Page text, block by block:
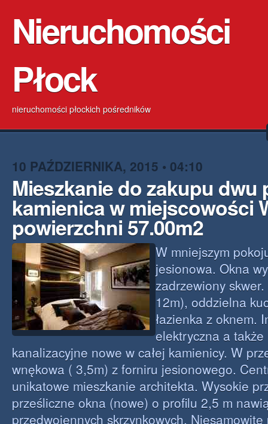
Nieruchomości
Płock
nieruchomości płockich pośredników
10 PAŹDZIERNIKA, 2015 • 04:10
Mieszkanie do zakupu dwu
kamienica w miejscowości
powierzchni 57.00m2
W mniejszym
jesionowa. Okna
zadrzewiony
12m), oddzielna
łazienka z oknem.
elektryczna a
kanalizacyjne nowe w całej kamienicy. W
wnękowa ( 3,5m) z forniru jesionowego.
unikatowe mieszkanie architekta. Wysokie
prześliczne okna (nowe) o profilu 2,5 m
przedwojennych skrzynkowych. Niesamowite